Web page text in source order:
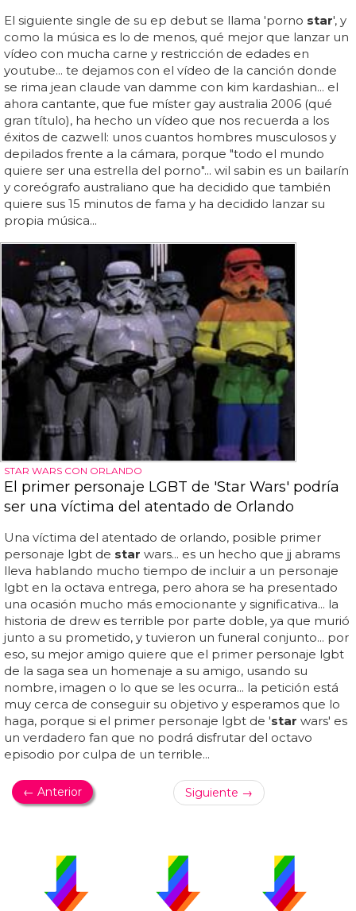
El siguiente single de su ep debut se llama 'porno star', y
como la música es lo de menos, qué mejor que lanzar un
vídeo con mucha carne y restricción de edades en
youtube... te dejamos con el vídeo de la canción donde
se rima jean claude van damme con kim kardashian... el
ahora cantante, que fue míster gay australia 2006 (qué
gran título), ha hecho un vídeo que nos recuerda a los
éxitos de cazwell: unos cuantos hombres musculosos y
depilados frente a la cámara, porque "todo el mundo
quiere ser una estrella del porno"... wil sabin es un bailarín
y coreógrafo australiano que ha decidido que también
quiere sus 15 minutos de fama y ha decidido lanzar su
propia música...
STAR WARS CON ORLANDO
El primer personaje LGBT de 'Star Wars' podría
ser una víctima del atentado de Orlando
Una víctima del atentado de orlando, posible primer
personaje lgbt de star wars... es un hecho que jj abrams
lleva hablando mucho tiempo de incluir a un personaje
lgbt en la octava entrega, pero ahora se ha presentado
una ocasión mucho más emocionante y significativa... la
historia de drew es terrible por parte doble, ya que murió
junto a su prometido, y tuvieron un funeral conjunto... por
eso, su mejor amigo quiere que el primer personaje lgbt
de la saga sea un homenaje a su amigo, usando su
nombre, imagen o lo que se les ocurra... la petición está
muy cerca de conseguir su objetivo y esperamos que lo
haga, porque si el primer personaje lgbt de 'star wars' es
un verdadero fan que no podrá disfrutar del octavo
episodio por culpa de un terrible...
← Anterior Siguiente →